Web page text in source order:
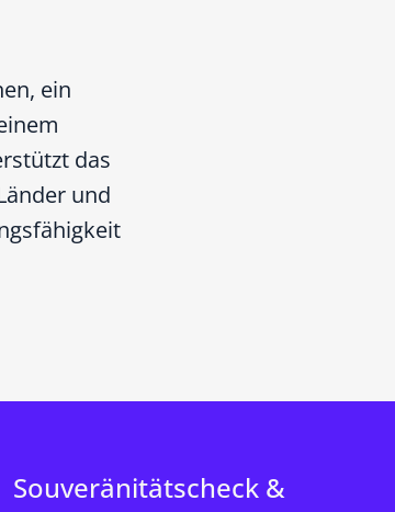
ein
das
und
Souveränitätscheck &